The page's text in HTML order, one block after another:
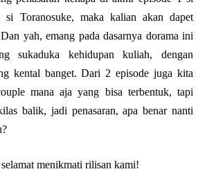
si Toranosuke, maka kalian akan dapet
yah, emang pada dasarnya dorama ini
sukaduka kehidupan kuliah, dengan
kental banget. Dari 2 episode juga kita
mana aja yang bisa terbentuk, tapi
balik, jadi penasaran, apa benar nanti
menikmati rilisan kami!